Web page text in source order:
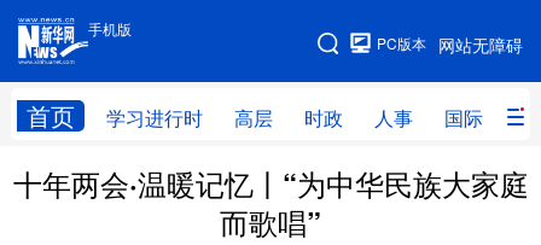
手机版
网站无障碍
PC版本
首页 学习进行时 高层 时政 人事 国际 财
手机版
网站地图
学习进行时 高层 时政 人事
财经
十年两会·温暖记忆丨“为中华民族大家庭
而歌唱”